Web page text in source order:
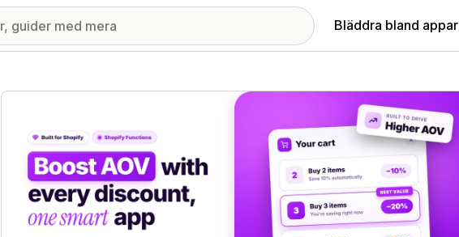
Bläddra bland appar
Galleri med utvalda bilder